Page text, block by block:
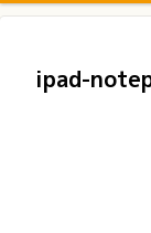
ipad-